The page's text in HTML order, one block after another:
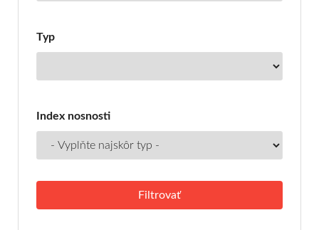
Typ
Index nosnosti